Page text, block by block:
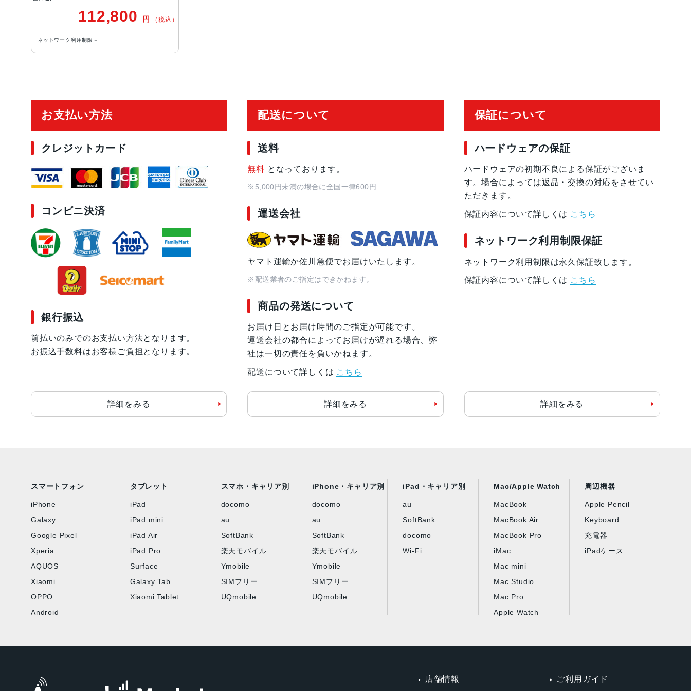
2024年9月20日
112,800 円 （税込）
ネットワーク利用制限－
お支払い方法
クレジットカード
コンビニ決済
銀行振込
前払いのみでのお支払い方法となります。
お振込手数料はお客様ご負担となります。
詳細をみる
配送について
送料
無料 となっております。
※5,000円未満の場合に全国一律600円
運送会社
ヤマト運輸か佐川急便でお届けいたします。
※配送業者のご指定はできかねます。
商品の発送について
お届け日とお届け時間のご指定が可能です。
運送会社の都合によってお届けが遅れる場合、弊
社は一切の責任を負いかねます。
配送について詳しくは こちら
詳細をみる
保証について
ハードウェアの保証
ハードウェアの初期不良による保証がございま
す。場合によっては返品・交換の対応をさせてい
ただきます。
保証内容について詳しくは こちら
ネットワーク利用制限保証
ネットワーク利用制限は永久保証致します。
保証内容について詳しくは こちら
詳細をみる
スマートフォン
iPhone
Galaxy
Google Pixel
Xperia
AQUOS
Xiaomi
OPPO
Android
タブレット
iPad
iPad mini
iPad Air
iPad Pro
Surface
Galaxy Tab
Xiaomi Tablet
スマホ・キャリア別
docomo
au
SoftBank
楽天モバイル
Ymobile
SIMフリー
UQmobile
iPhone・キャリア別
docomo
au
SoftBank
楽天モバイル
Ymobile
SIMフリー
UQmobile
iPad・キャリア別
au
SoftBank
docomo
Wi-Fi
Mac/Apple Watch
MacBook
MacBook Air
MacBook Pro
iMac
Mac mini
Mac Studio
Mac Pro
Apple Watch
周辺機器
Apple Pencil
Keyboard
充電器
iPadケース
店舗情報 ご利用ガイド